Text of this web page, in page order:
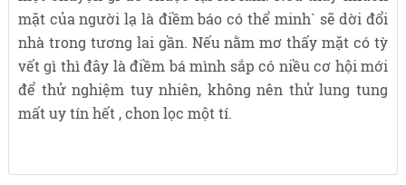
mặt của người lạ là điềm báo có thể minh` sẽ dời đổi
nhà trong tương lai gần. Nếu nằm mơ thấy mặt có tỳ
vết gì thì đây là điềm bá mình sắp có niều cơ hội mới
để thử nghiệm tuy nhiên, không nên thử lung tung
mất uy tín hết , chon lọc một tí.